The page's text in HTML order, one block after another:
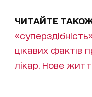
ЧИТАЙТЕ
цікавих фактів
лікар. Нове